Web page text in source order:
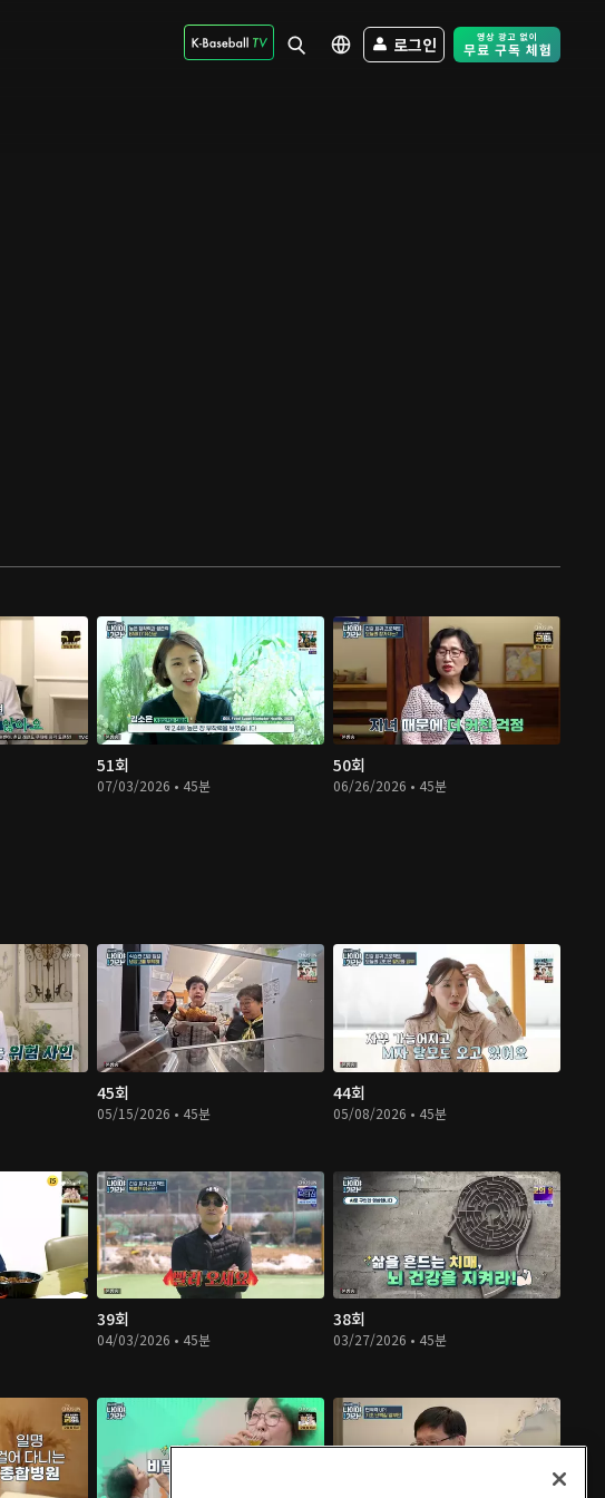
로그인 Free Trial -
51회
07/03/2026 • 45분
50회
06/26/2026 • 45분
45회
05/15/2026 • 45분
44회
05/08/2026 • 45분
39회
04/03/2026 • 45분
38회
03/27/2026 • 45분